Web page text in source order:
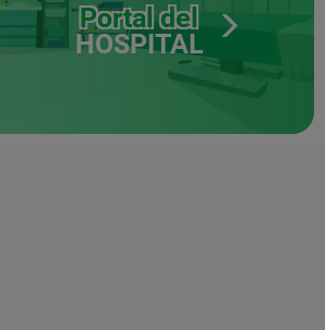
Portal del
HOSPITAL